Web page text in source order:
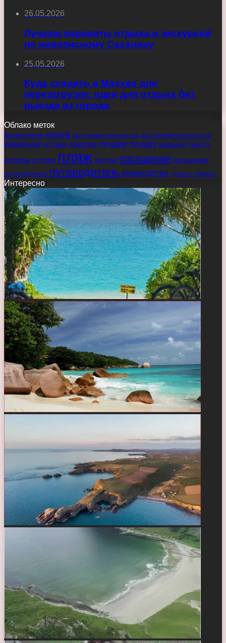
26.05.2026
Лучшие варианты отдыха и экскурсий
по живописному Сахалину
25.05.2026
Куда сходить в Москве для
перезагрузки: идеи для отдыха без
выезда из города
Облако меток
великолепие вещей достопримечательностей достопримечательности
идеальное история красота лучшие лучших маршрут место
острова острове пляж поездки посещение посещению
послеобеденный путеводитель руководство сделать советы
Интересно